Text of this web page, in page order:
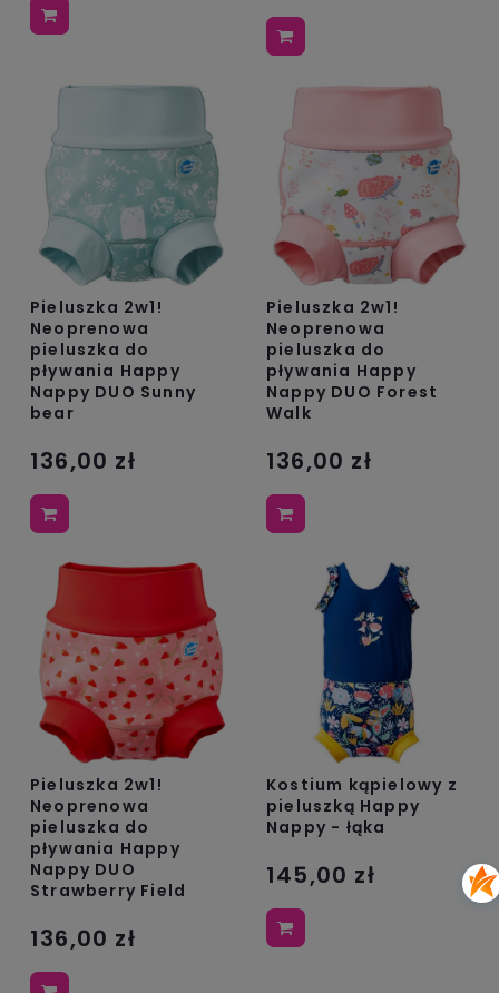
Pieluszka 2w1!
Neoprenowa
pieluszka do
pływania Happy
Nappy DUO Sunny
bear
136,00 zł
Pieluszka 2w1!
Neoprenowa
pieluszka do
pływania Happy
Nappy DUO Forest
Walk
136,00 zł
Pieluszka 2w1!
Neoprenowa
pieluszka do
pływania Happy
Nappy DUO
Strawberry Field
136,00 zł
Kostium kąpielowy z
pieluszką Happy
Nappy - łąka
145,00 zł